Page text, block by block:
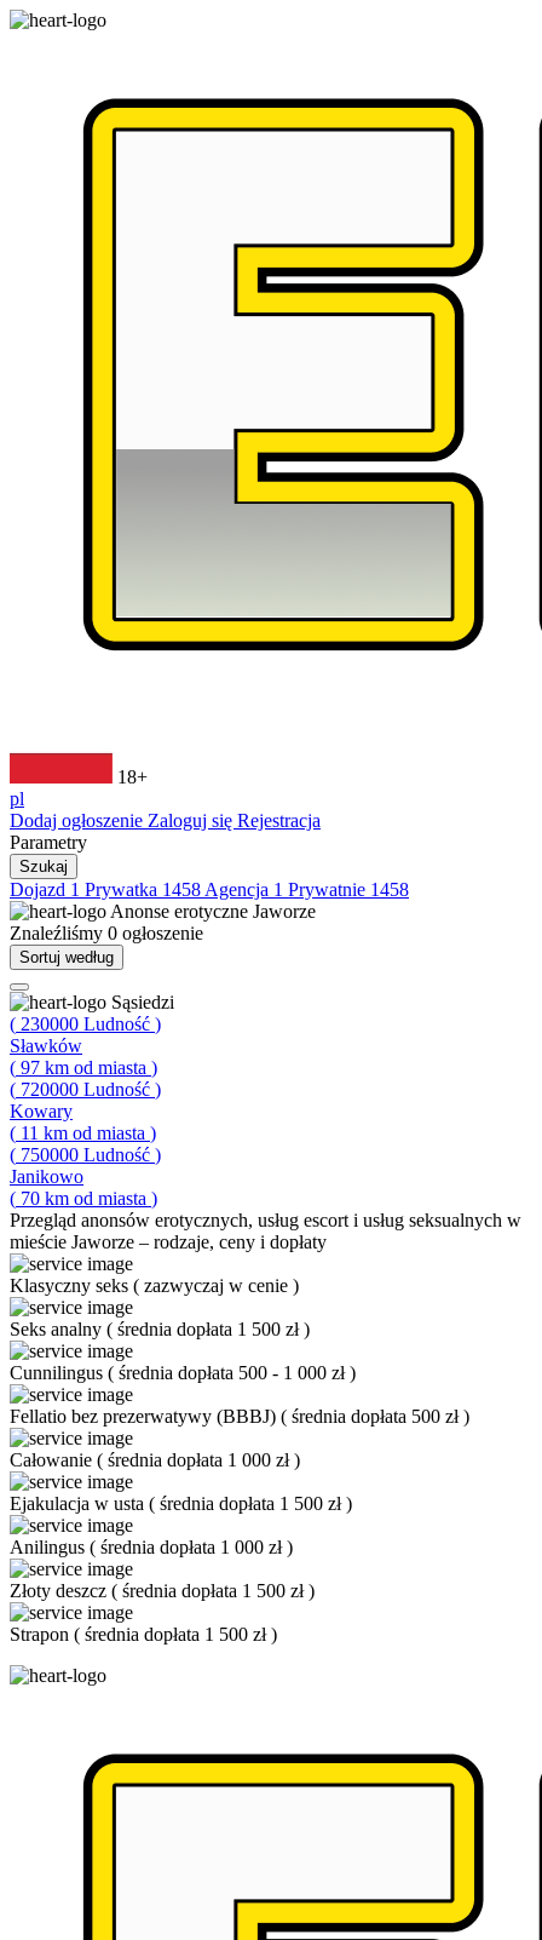
18+
pl
Dodaj ogłoszenie Zaloguj się Rejestracja
Parametry
Szukaj
Dojazd 1 Prywatka 1458 Agencja 1 Prywatnie 1458
Anonse erotyczne Jaworze
Znaleźliśmy 0 ogłoszenie
Sortuj według
Sąsiedzi
( 230000 Ludność )
Sławków
( 97 km od miasta )
( 720000 Ludność )
Kowary
( 11 km od miasta )
( 750000 Ludność )
Janikowo
( 70 km od miasta )
Przegląd anonsów erotycznych, usług escort i usług seksualnych w
mieście Jaworze – rodzaje, ceny i dopłaty
Klasyczny seks ( zazwyczaj w cenie )
Seks analny ( średnia dopłata 1 500 zł)
Cunnilingus ( średnia dopłata 500 - 1 000 zł)
Fellatio bez prezerwatywy (BBBJ) ( średnia dopłata 500 zł)
Całowanie ( średnia dopłata 1 000 zł)
Ejakulacja w usta ( średnia dopłata 1 500 zł)
Anilingus ( średnia dopłata 1 000 zł)
Złoty deszcz ( średnia dopłata 1 500 zł)
Strapon ( średnia dopłata 1 500 zł)